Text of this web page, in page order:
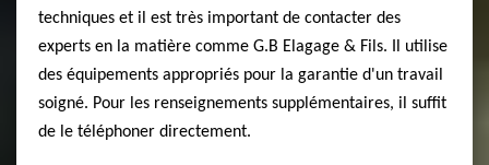
techniques et il est très important de contacter des
experts en la matière comme G.B Elagage & Fils. Il utilise
des équipements appropriés pour la garantie d'un travail
soigné. Pour les renseignements supplémentaires, il suffit
de le téléphoner directement.